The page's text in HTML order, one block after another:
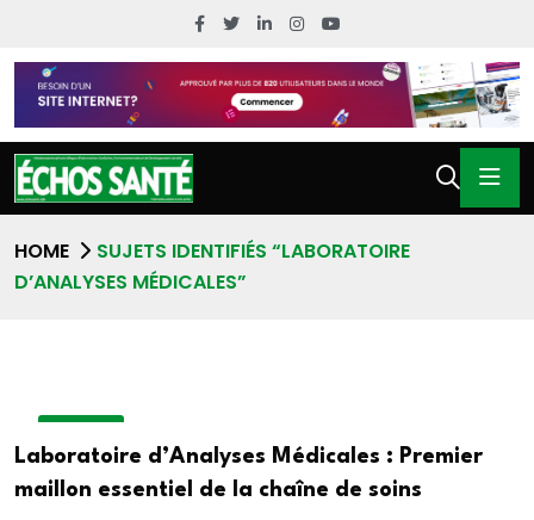
HOME
SUJETS IDENTIFIÉS “LABORATOIRE
D’ANALYSES MÉDICALES”
Laboratoire d’Analyses Médicales : Premier
maillon essentiel de la chaîne de soins